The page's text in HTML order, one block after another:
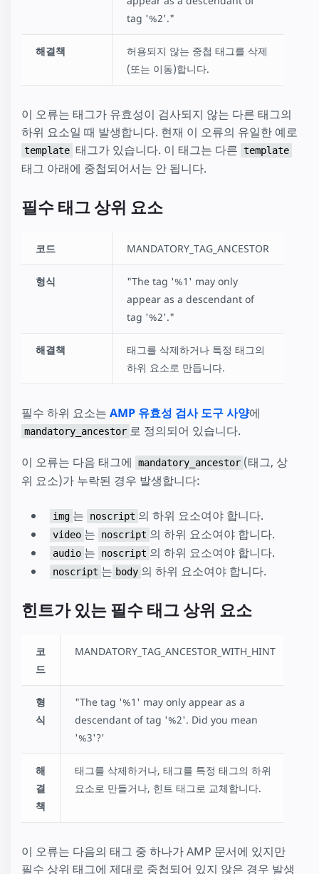
tag '%2'."
해결책
허용되지 않는 중첩 태그를 삭제
(또는 이동)합니다.
이 오류는 태그가 유효성이 검사되지 않는 다른 태그의
하위 요소일 때 발생합니다. 현재 이 오류의 유일한 예로
template 태그가 있습니다. 이 태그는 다른 template
태그 아래에 중첩되어서는 안 됩니다.
필수 태그 상위 요소
코드 MANDATORY_TAG_ANCESTOR
형식
"The tag '%1' may only
appear as a descendant of
tag '%2'."
해결책
태그를 삭제하거나 특정 태그의
하위 요소로 만듭니다.
필수 하위 요소는 AMP 유효성 검사 도구 사양에
mandatory_ancestor 로 정의되어 있습니다.
이 오류는 다음 태그에
mandatory_ancestor (태그, 상
위 요소)가 누락된 경우 발생합니다:
img 는 noscript 의 하위 요소여야 합니다.
video 는 noscript 의 하위 요소여야 합니다.
audio 는 noscript 의 하위 요소여야 합니다.
noscript 는 body 의 하위 요소여야 합니다.
힌트가 있는 필수 태그 상위 요소
코
드
MANDATORY_TAG_ANCESTOR_WITH_HINT
형
식
"The tag '%1' may only appear as a
descendant of tag '%2'. Did you mean
'%3'?'
해
결
책
태그를 삭제하거나, 태그를 특정 태그의 하위
요소로 만들거나, 힌트 태그로 교체합니다.
이 오류는 다음의 태그 중 하나가 AMP 문서에 있지만
필수 상위 태그에 제대로 중첩되어 있지 않은 경우 발생